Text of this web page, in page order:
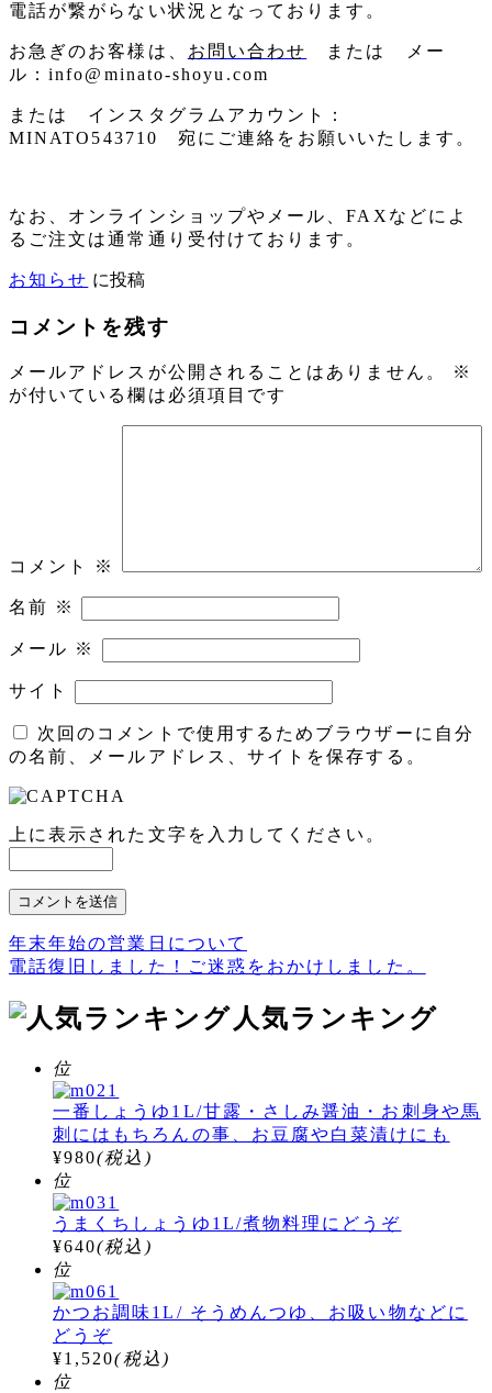
電話が繋がらない状況となっております。
お急ぎのお客様は、 お問い合わせ
または メー
ル：info@minato-shoyu.com
または インスタグラムアカウント：
MINATO543710 宛にご連絡をお願いいたします。
なお、オンラインショップやメール、FAXなどによ
るご注文は通常通り受付けております。
お知らせ に投稿
コメントを残す
メールアドレスが公開されることはありません。
※
が付いている欄は必須項目です
コメント ※
名前 ※
メール ※
サイト
次回のコメントで使用するためブラウザーに自分
の名前、メールアドレス、サイトを保存する。
上に表示された文字を入力してください。
投
ナ
年末年始の営業日について
電話復旧しました！ご迷惑をおかけしました。
人気ランキング
位
一番しょうゆ1L/甘露・さしみ醤油・お刺身や馬
刺にはもちろんの事、お豆腐や白菜漬けにも
¥980(税込)
位
うまくちしょうゆ1L/煮物料理にどうぞ
¥640(税込)
位
かつお調味1L/ そうめんつゆ、お吸い物などに
どうぞ
¥1,520(税込)
位